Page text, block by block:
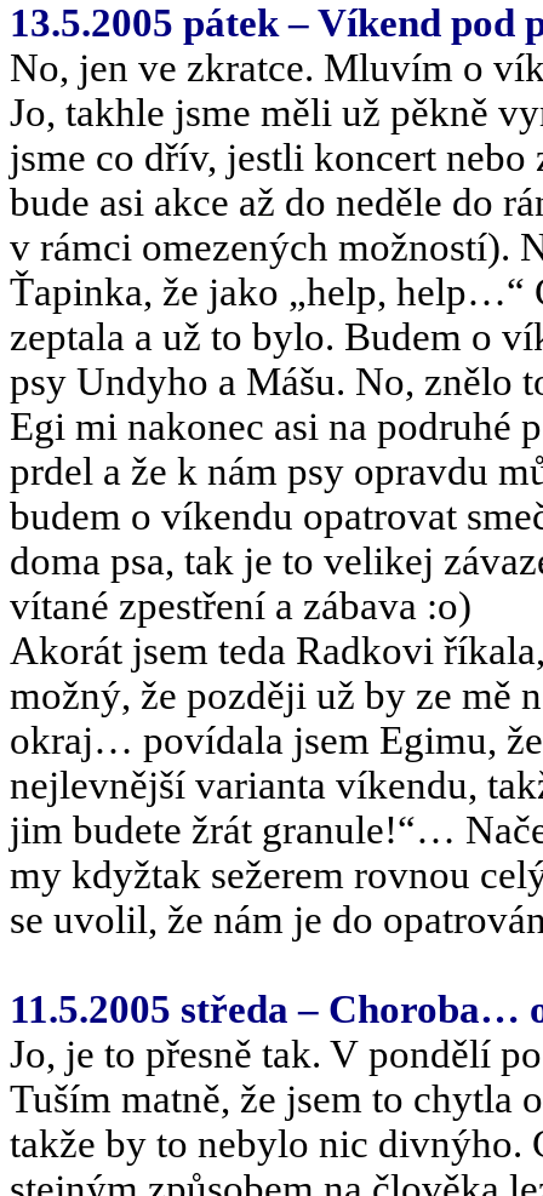
13.5.2005 pátek – Víkend
No, jen ve zkratce. Mluvím o
Jo, takhle jsme měli už pěkně
jsme co dřív, jestli koncert
bude asi akce až do neděle do
v rámci omezených možností).
Ťapinka, že jako „help, help…“
zeptala a už to bylo. Budem o
psy Undyho a Mášu. No, znělo
Egi mi nakonec asi na podruhé
prdel a že k nám psy opravdu
budem o víkendu opatrovat
doma psa, tak je to velikej
vítané zpestření a zábava :o)
Akorát jsem teda Radkovi
možný, že později už by ze mě
okraj… povídala jsem Egimu,
nejlevnější varianta víkendu,
jim budete žrát granule!“…
my kdyžtak sežerem rovnou
se uvolil, že nám je do
11.5.2005 středa –
Jo, je to přesně tak. V pondělí
Tuším matně, že jsem to chytla
takže by to nebylo nic divnýho.